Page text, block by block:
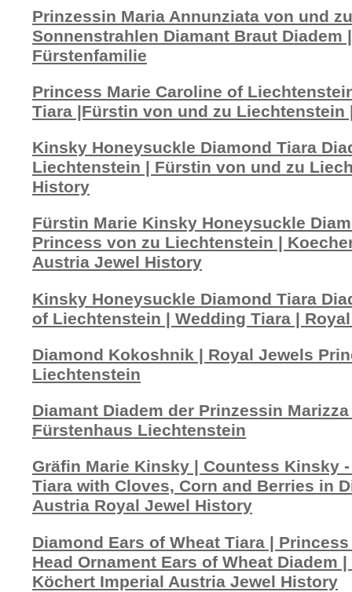
Prinzessin Maria Annunziata von und
Sonnenstrahlen Diamant Braut
Fürstenfamilie
Princess Marie Caroline of
Tiara |Fürstin von und zu Liechtenstein
Kinsky Honeysuckle Diamond Tiara
Liechtenstein | Fürstin von und zu
History
Fürstin Marie Kinsky Honeysuckle
Princess von zu Liechtenstein |
Austria Jewel History
Kinsky Honeysuckle Diamond Tiara
of Liechtenstein | Wedding Tiara |
Diamond Kokoshnik | Royal Jewels
Liechtenstein
Diamant Diadem der Prinzessin
Fürstenhaus Liechtenstein
Gräfin Marie Kinsky | Countess Kinsky
Tiara with Cloves, Corn and Berries in
Austria Royal Jewel History
Diamond Ears of Wheat Tiara |
Head Ornament Ears of Wheat Diadem
Köchert Imperial Austria Jewel History